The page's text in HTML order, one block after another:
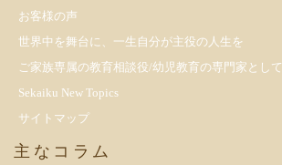
お客様の声
世界中を舞台に、一生自分が主役の人生を
ご家族専属の教育相談役/幼児教育の専門家として
Sekaiku New Topics
サイトマップ
主なコラム